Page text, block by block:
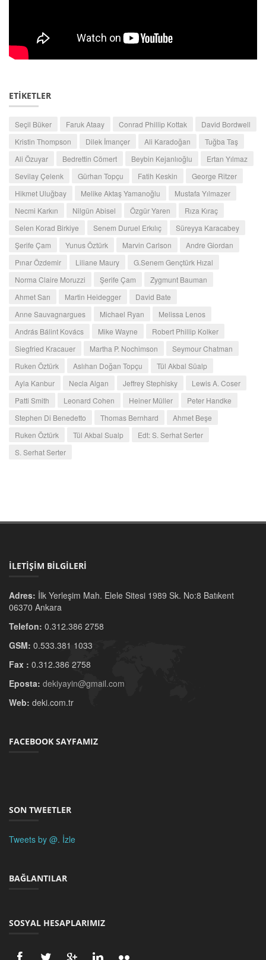
ETİKETLER
Seçil Büker Faruk Ataay Conrad Phillip Kottak
David Bordwell
Kristin Thompson
Dilek İmançer Ali Karadoğan
Tuğba Taş
Ali Özuyar
Bedrettin Cömert Beybin Kejanlıoğlu
Ertan Yılmaz
Sevilay Çelenk
Gürhan Topçu Fatih Keskin
George Ritzer
Hikmet Uluğbay
Melike Aktaş Yamanoğlu
Mustafa Yılmazer
Necmi Karkın
Nilgün Abisel Özgür Yaren
Rıza Kıraç
Selen Korad Birkiye
Senem Duruel Erkılıç
Süreyya Karacabey
Şerife Çam
Yunus Öztürk Marvin Carlson
Andre Giordan
Pınar Özdemir
Liliane Maury
G.Senem Gençtürk Hızal
Norma Claire Moruzzi
Şerife Çam
Zygmunt Bauman
Ahmet Sarı
Martin Heidegger
David Bate
Anne Sauvagnargues
Michael Ryan
Melissa Lenos
András Bálint Kovács
Mike Wayne
Robert Phillip Kolker
Siegfried Kracauer
Martha P. Nochimson
Seymour Chatman
Ruken Öztürk
Aslıhan Doğan Topçu
Tül Akbal Süalp
Ayla Kanbur
Necla Algan Jeffrey Stephisky
Lewis A. Coser
Patti Smith
Leonard Cohen Heiner Müller
Peter Handke
Stephen Di Benedetto
Thomas Bernhard
Ahmet Beşe
Ruken Öztürk
Tül Akbal Sualp
Edt: S. Serhat Serter
S. Serhat Serter
İLETİŞİM BİLGİLERİ
Adres: İlk Yerleşim Mah. Elele Sitesi 1989 Sk. No:8 Batıkent
06370 Ankara
Telefon: 0.312.386 2758
GSM: 0.533.381 1033
Fax : 0.312.386 2758
Eposta: dekiyayin@gmail.com
Web: deki.com.tr
FACEBOOK SAYFAMIZ
SON TWEETLER
Tweets by @. İzle
BAĞLANTILAR
SOSYAL HESAPLARIMIZ